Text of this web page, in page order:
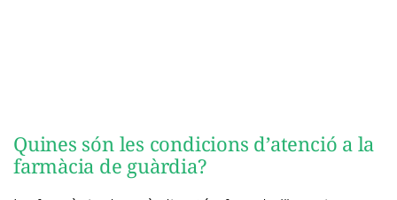
Quines són les condicions d’atenció a la
farmàcia de guàrdia?